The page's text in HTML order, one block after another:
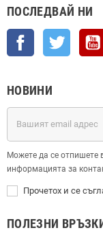
ПОСЛЕДВАЙ НИ
Facebook Twitter
НОВИНИ
Можете да се отпишете
информацията за
Прочетох и се
ПОЛЕЗНИ